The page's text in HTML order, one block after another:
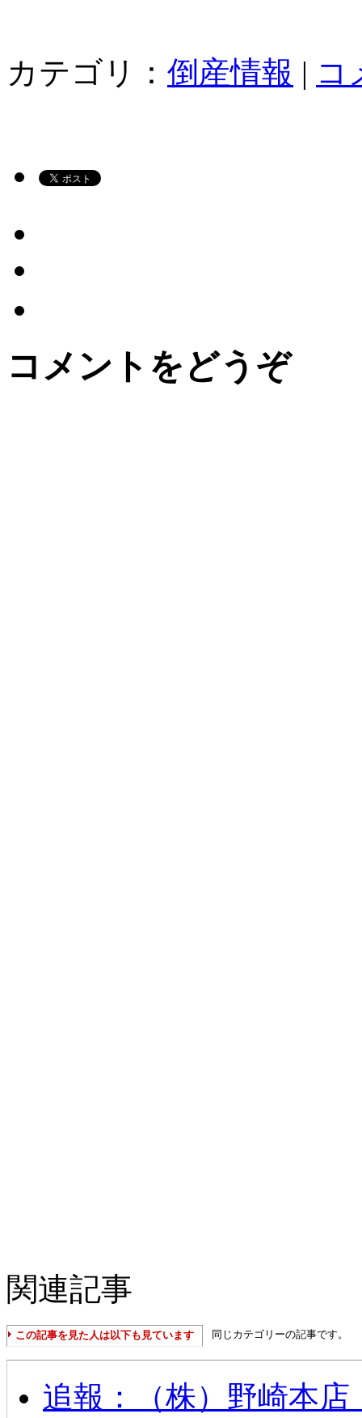
カテゴリ： 倒産情報 | コ
コメントをどうぞ
関連記事
この記事を見た人は以下も見ています 同じカテゴリーの記事です。
追報：（株）野崎本